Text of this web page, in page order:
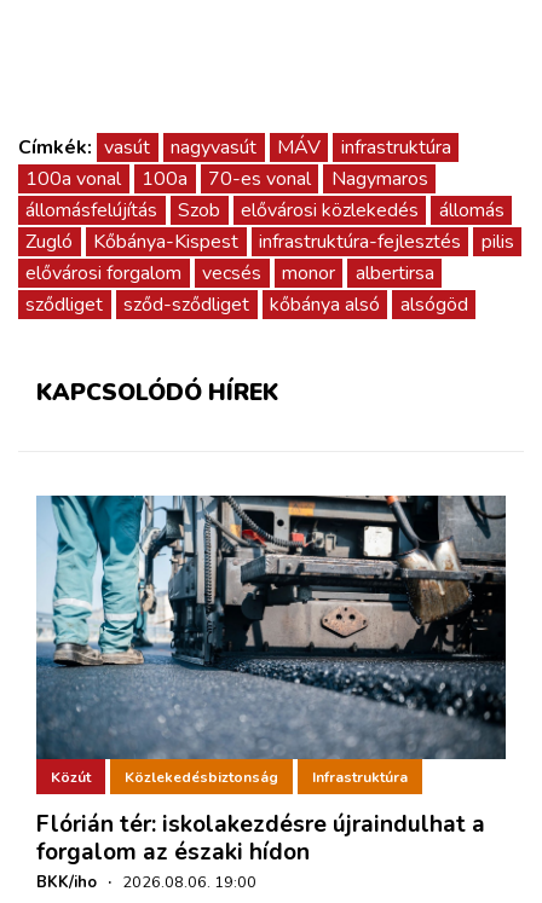
Címkék: vasút nagyvasút MÁV
infrastruktúra
100a vonal
100a 70-es vonal
Nagymaros
állomásfelújítás
Szob elővárosi közlekedés
állomás
Zugló
Kőbánya-Kispest infrastruktúra-fejlesztés
pilis
elővárosi forgalom
vecsés monor
albertirsa
sződliget
sződ-sződliget kőbánya alsó alsógöd
KAPCSOLÓDÓ HÍREK
Közút Közlekedésbiztonság Infrastruktúra
Flórián tér: iskolakezdésre újraindulhat a
forgalom az északi hídon
BKK/iho · 2026.08.06. 19:00